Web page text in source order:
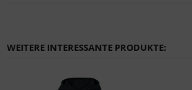
WEITERE INTERESSANTE PRODUKTE: